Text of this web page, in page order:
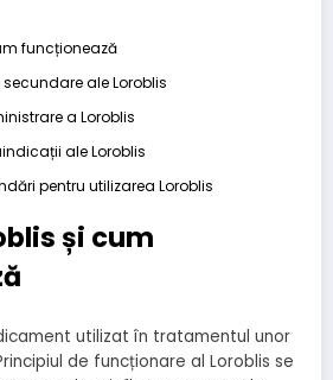
funcționează
ale Loroblis
a Loroblis
ale Loroblis
pentru utilizarea Loroblis
și cum
utilizat în tratamentul unor
de funcționare al Loroblis se